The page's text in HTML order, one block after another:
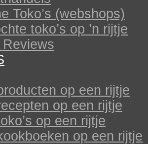
Toko’s (webshops)
toko’s op ’n rijtje
Reviews
op een rijtje
op een rijtje
op een rijtje
op een rijtje